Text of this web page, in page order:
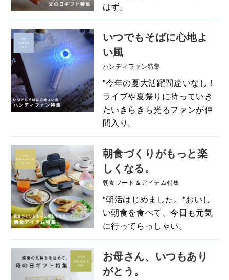
はず。
いつでもそばに心地よ
い風
ハンディファン特集
"今年の夏大活躍間違いなし！
ライブや夏祭りに持っていき
たいきらきら光るファンが仲
間入り。
朝食づくりがもっと楽
しくなる。
朝食フード＆アイテム特集
"朝活はじめました。"おいし
い朝食を食べて、今日も元気
に行ってらっしゃい。
お母さん、いつもあり
がとう。